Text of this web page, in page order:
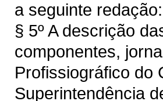
a seguinte redação:
§ 5º A descrição
componentes,
Profissiográfico do
Superintendência